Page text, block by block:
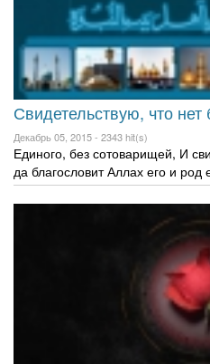
Свидетельствую, что
Декабрь 05, 2015 - 2343 hit(s)
Единого, без сотоварищей, И
да благословит Аллах его и род